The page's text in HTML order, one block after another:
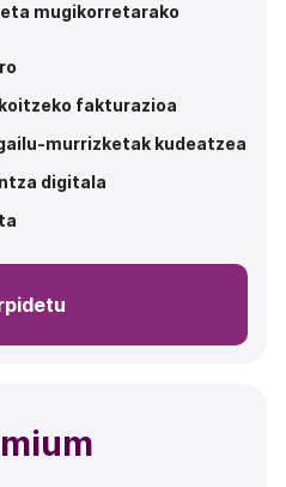
mugikorretarako
fakturazioa
murrizketak kudeatzea
digitala